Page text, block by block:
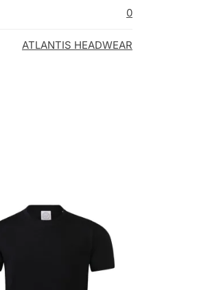
0
ATLANTIS HEADWEAR